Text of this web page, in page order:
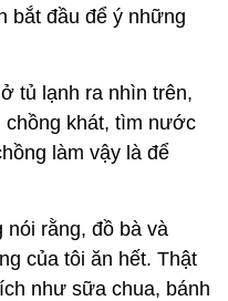
bắt đầu để ý những
tủ lạnh ra nhìn trên,
khát, tìm nước
làm vậy là để
nói rằng, đồ bà và
của tôi ăn hết. Thật
như sữa chua, bánh